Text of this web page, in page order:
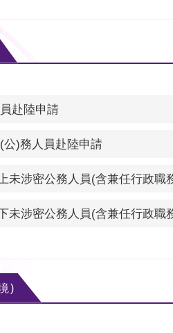
赴陸申請
)務人員赴陸申請
未涉密公務人員(含兼任行政職
未涉密公務人員(含兼任行政職
)